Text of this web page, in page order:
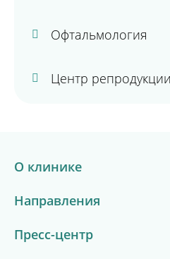
Офтальмология
Центр
О клинике
Направления
Пресс-центр